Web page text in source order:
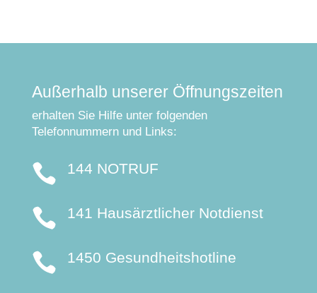
Außerhalb unserer Öffnungszeiten
erhalten Sie Hilfe unter folgenden
Telefonnummern und Links:
 144 NOTRUF
 141 Hausärztlicher Notdienst
 1450 Gesundheitshotline